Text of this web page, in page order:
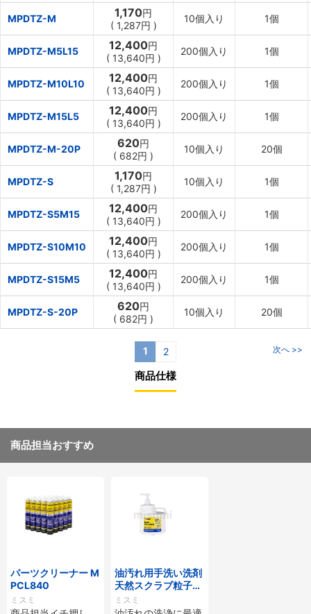
MPDTZ-M 1,170円
( 1,287円 )
10個入り 1個
MPDTZ-M5L15 12,400円
( 13,640円 )
200個入り 1個
MPDTZ-M10L10 12,400円
( 13,640円 )
200個入り 1個
MPDTZ-M15L5 12,400円
( 13,640円 )
200個入り 1個
MPDTZ-M-20P 620円
( 682円 )
10個入り 20個
MPDTZ-S 1,170円
( 1,287円 )
10個入り 1個
MPDTZ-S5M15 12,400円
( 13,640円 )
200個入り 1個
MPDTZ-S10M10 12,400円
( 13,640円 )
200個入り 1個
MPDTZ-S15M5 12,400円
( 13,640円 )
200個入り 1個
MPDTZ-S-20P 620円
( 682円 )
10個入り 20個
1 2 次へ >>
商品仕様
商品担当おすすめ
パーツクリーナー M
PCL840
ミスミ
油汚れ用手洗い洗剤
天然スクラブ粒子入
（アロエエキス配
合）
ミスミ